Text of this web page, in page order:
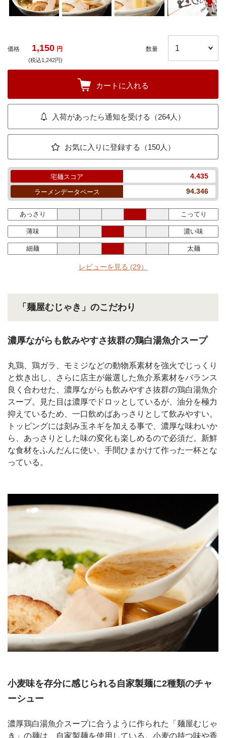
価格 1,150 円
(税込1,242円)
数量
カートに入れる
入荷があったら通知を受ける（264人）
お気に入りに登録する（150人）
宅麺スコア 4.435
ラーメンデータベース 94.346
あっさり こってり
薄味 濃い味
細麺 太麺
レビューを見る (29）
「麺屋むじゃき」のこだわり
濃厚ながらも飲みやすさ抜群の鶏白湯魚介スープ
丸鶏、鶏ガラ、モミジなどの動物系素材を強火でじっくり
と炊き出し、さらに店主が厳選した魚介系素材をバランス
良く合わせた、濃厚ながらも飲みやすさ抜群の鶏白湯魚介
スープ。見た目は濃厚でドロッとしているが、油分を極力
抑えているため、一口飲めばあっさりとして飲みやすい。
トッピングには刻み玉ネギを加える事で、濃厚な味わいか
ら、あっさりとした味の変化も楽しめるので必須だ。新鮮
な食材をふんだんに使い、手間ひまかけて作った一杯とな
っている。
小麦味を存分に感じられる自家製麺に2種類のチャ
ーシュー
濃厚鶏白湯魚介スープに合うように作られた「麺屋むじゃ
き」の麺は、自家製麺を使用している。小麦の持つ味や香